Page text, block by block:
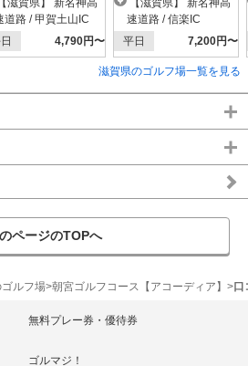
道路 / 甲賀土山IC
4,790円〜
速道路 / 信楽IC
平日
7,200円〜
滋賀県のゴルフ場一覧を見る
ページのTOPへ
ルフ場 朝宮ゴルフコース【アコーディア】 口
無料プレー券・優待券
ゴルマジ！